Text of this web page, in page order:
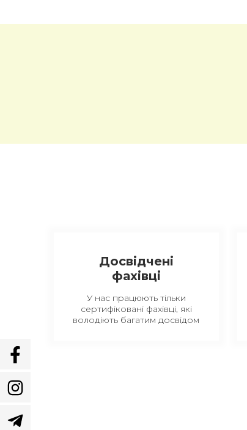
Досвідчені
фахівці
У нас працюють тільки
сертифіковані фахівці, які
володіють багатим досвідом